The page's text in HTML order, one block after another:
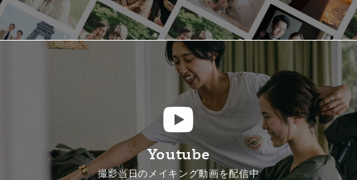
Youtube
撮影当日のメイキング動画を配信中